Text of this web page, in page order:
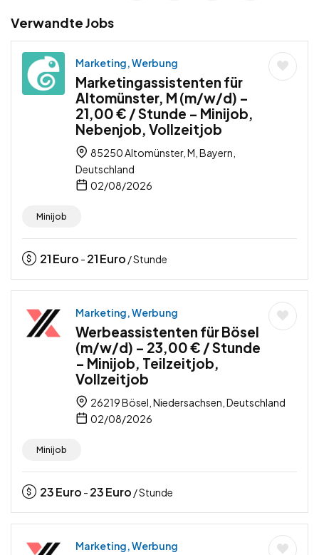
Verwandte Jobs
Marketing, Werbung
Marketingassistenten für
Altomünster, M (m/w/d) –
21,00 € / Stunde – Minijob,
Nebenjob, Vollzeitjob
85250 Altomünster, M, Bayern,
Deutschland
02/08/2026
Minijob
21Euro - 21Euro / Stunde
Marketing, Werbung
Werbeassistenten für Bösel
(m/w/d) – 23,00 € / Stunde
– Minijob, Teilzeitjob,
Vollzeitjob
26219 Bösel, Niedersachsen, Deutschland
02/08/2026
Minijob
23Euro - 23Euro / Stunde
Marketing, Werbung